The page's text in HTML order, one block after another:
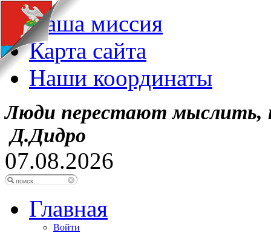
Наша миссия
Карта сайта
Наши координаты
Люди перестают мыслить,
Д.Дидро
07.08.2026
Главная
Войти